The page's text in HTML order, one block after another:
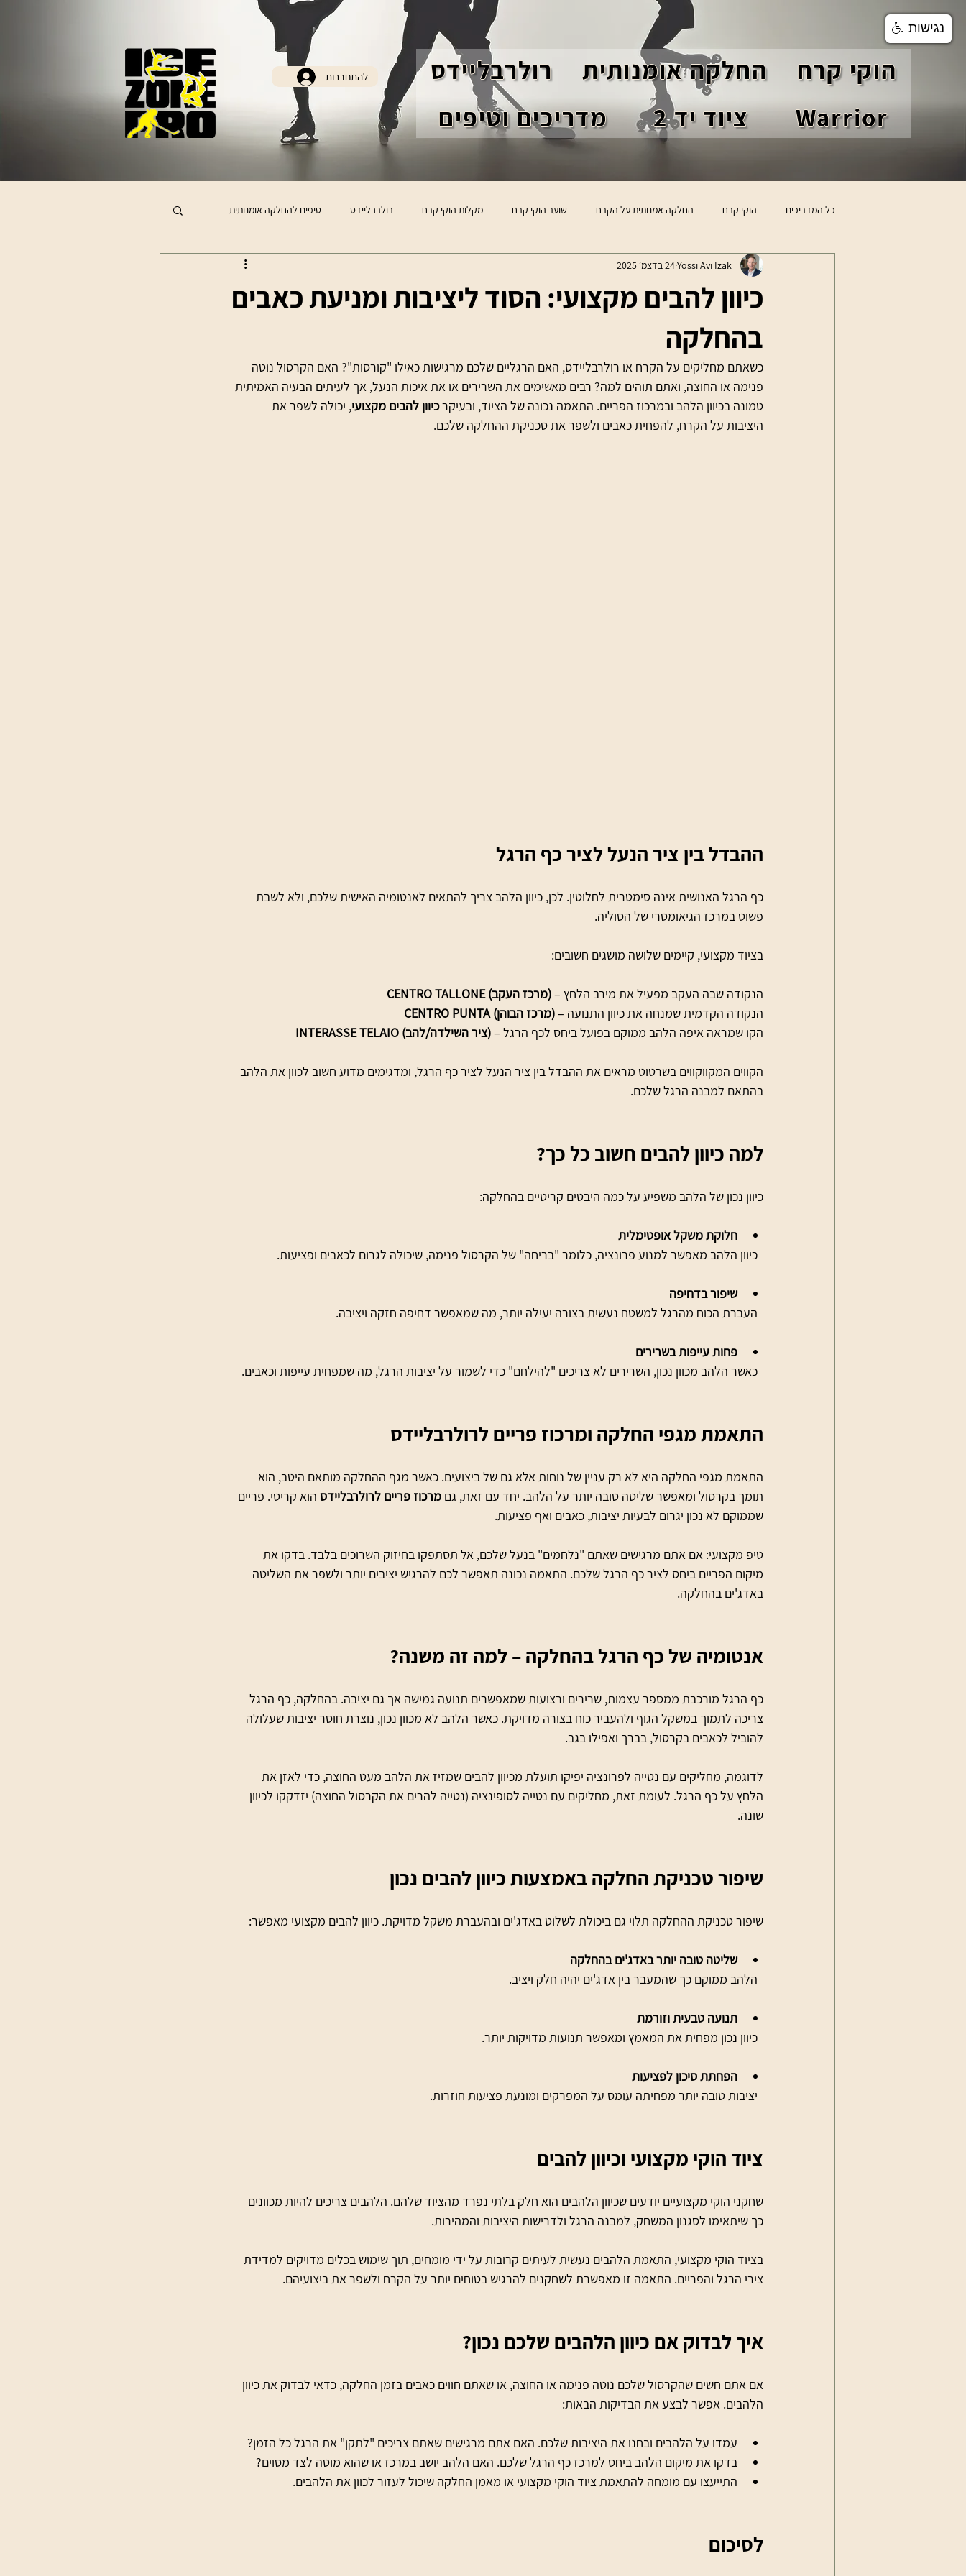
הוקי קרח החלקה אומנותית
רולרבליידס
Warrior
ציוד יד 2 מדריכים וטיפים
להתחברות
כל המדריכים הוקי קרח החלקה אמנותית על הקרח שוער הוקי קרח מקלות הוקי קרח רולרבליידס טיפים להחלקה אומנותית
טיפים לשחקני הוקי סקירת מוצרים
כיוון להבים מקצועי: הסוד ליציבות ומניעת כאבים
בהחלקה
Yossi Avi Izak24 בדצמ׳ 2025
כשאתם מחליקים על הקרח או רולרבליידס, האם הרגליים שלכם מרגישות כאילו "קורסות"? האם הקרסול נוטה
פנימה או החוצה, ואתם תוהים למה? רבים מאשימים את השרירים או את איכות הנעל, אך לעיתים הבעיה האמיתית
טמונה בכיוון הלהב ובמרכוז הפריים. התאמה נכונה של הציוד, ובעיקר כיוון להבים מקצועי, יכולה לשפר את
היציבות על הקרח, להפחית כאבים ולשפר את טכניקת ההחלקה שלכם.
ההבדל בין ציר הנעל לציר כף הרגל
כף הרגל האנושית אינה סימטרית לחלוטין. לכן, כיוון הלהב צריך להתאים לאנטומיה האישית שלכם, ולא לשבת
פשוט במרכז הגיאומטרי של הסוליה.
בציוד מקצועי, קיימים שלושה מושגים חשובים:
CENTRO TALLONE (מרכז העקב)
– הנקודה שבה העקב מפעיל את מירב הלחץ
CENTRO PUNTA (מרכז הבוהן)
– הנקודה הקדמית שמנחה את כיוון התנועה
INTERASSE TELAIO (ציר השילדה/להב)
– הקו שמראה איפה הלהב ממוקם בפועל ביחס לכף הרגל
הקווים המקווקווים בשרטוט מראים את ההבדל בין ציר הנעל לציר כף הרגל, ומדגימים מדוע חשוב לכוון את הלהב
בהתאם למבנה הרגל שלכם.
למה כיוון להבים חשוב כל כך?
כיוון נכון של הלהב משפיע על כמה היבטים קריטיים בהחלקה:
חלוקת משקל אופטימלית
שיפור בדחיפה
פחות עייפות בשרירים
התאמת מגפי החלקה ומרכוז פריים לרולרבליידס
התאמת מגפי החלקה היא לא רק עניין של נוחות אלא גם של ביצועים. כאשר מגף ההחלקה מותאם היטב, הוא
תומך בקרסול ומאפשר שליטה טובה יותר על הלהב. יחד עם זאת, גם מרכוז פריים לרולרבליידס הוא קריטי. פריים
שממוקם לא נכון יגרום לבעיות יציבות, כאבים ואף פציעות.
טיפ מקצועי: אם אתם מרגישים שאתם "נלחמים" בנעל שלכם, אל תסתפקו בחיזוק השרוכים בלבד. בדקו את
מיקום הפריים ביחס לציר כף הרגל שלכם. התאמה נכונה תאפשר לכם להרגיש יציבים יותר ולשפר את השליטה
באדג'ים בהחלקה.
אנטומיה של כף הרגל בהחלקה – למה זה משנה?
כף הרגל מורכבת ממספר עצמות, שרירים ורצועות שמאפשרים תנועה גמישה אך גם יציבה. בהחלקה, כף הרגל
צריכה לתמוך במשקל הגוף ולהעביר כוח בצורה מדויקת. כאשר הלהב לא מכוון נכון, נוצרת חוסר יציבות שעלולה
להוביל לכאבים בקרסול, בברך ואפילו בגב.
לדוגמה, מחליקים עם נטייה לפרונציה יפיקו תועלת מכיוון להבים שמזיז את הלהב מעט החוצה, כדי לאזן את
הלחץ על כף הרגל. לעומת זאת, מחליקים עם נטייה לסופינציה (נטייה להרים את הקרסול החוצה) יזדקקו לכיוון
שונה.
שיפור טכניקת החלקה באמצעות כיוון להבים נכון
שיפור טכניקת ההחלקה תלוי גם ביכולת לשלוט באדג'ים ובהעברת משקל מדויקת. כיוון להבים מקצועי מאפשר:
שליטה טובה יותר באדג'ים בהחלקה
תנועה טבעית וזורמת
הפחתת סיכון לפציעות
ציוד הוקי מקצועי וכיוון להבים
שחקני הוקי מקצועיים יודעים שכיוון הלהבים הוא חלק בלתי נפרד מהציוד שלהם. הלהבים צריכים להיות מכוונים
כך שיתאימו לסגנון המשחק, למבנה הרגל ולדרישות היציבות והמהירות.
בציוד הוקי מקצועי, התאמת הלהבים נעשית לעיתים קרובות על ידי מומחים, תוך שימוש בכלים מדויקים למדידת
צירי הרגל והפריים. התאמה זו מאפשרת לשחקנים להרגיש בטוחים יותר על הקרח ולשפר את ביצועיהם.
איך לבדוק אם כיוון הלהבים שלכם נכון?
אם אתם חשים שהקרסול שלכם נוטה פנימה או החוצה, או שאתם חווים כאבים בזמן החלקה, כדאי לבדוק את כיוון
הלהבים. אפשר לבצע את הבדיקות הבאות:
עמדו על הלהבים ובחנו את היציבות שלכם. האם אתם מרגישים שאתם צריכים "לתקן" את הרגל כל הזמן?
בדקו את מיקום הלהב ביחס למרכז כף הרגל שלכם. האם הלהב יושב במרכז או שהוא מוטה לצד מסוים?
התייעצו עם מומחה להתאמת ציוד הוקי מקצועי או מאמן החלקה שיכול לעזור לכוון את הלהבים.
לסיכום
נגישות